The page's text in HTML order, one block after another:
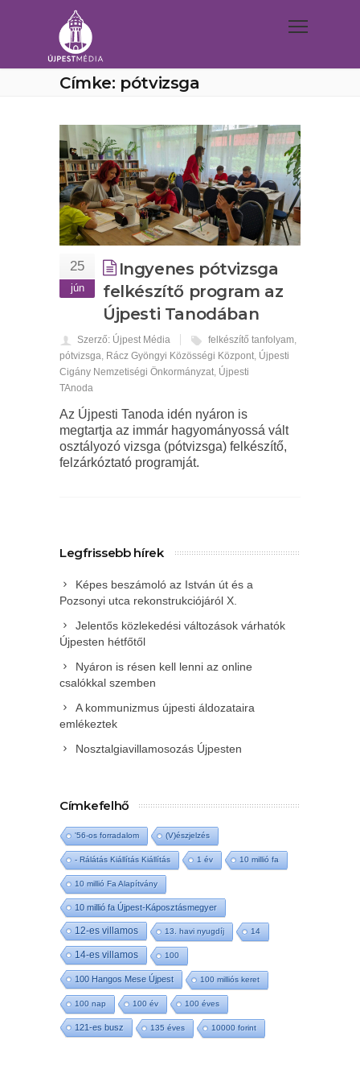
Címke: pótvizsga
25
jún
Ingyenes pótvizsga
felkészítő program az
Újpesti Tanodában
Szerző: Újpest Média felkészítő tanfolyam,
pótvizsga, Rácz Gyöngyi Közösségi Központ, Újpesti
Cigány Nemzetiségi Önkormányzat, Újpesti
TAnoda
Az Újpesti Tanoda idén nyáron is
megtartja az immár hagyományossá vált
osztályozó vizsga (pótvizsga) felkészítő,
felzárkóztató programját.
Legfrissebb hírek
Képes beszámoló az István út és a
Pozsonyi utca rekonstrukciójáról X.
Jelentős közlekedési változások várhatók
Újpesten hétfőtől
Nyáron is résen kell lenni az online
csalókkal szemben
A kommunizmus újpesti áldozataira
emlékeztek
Nosztalgiavillamosozás Újpesten
Címkefelhő
'56-os forradalom (V)észjelzés
- Rálátás Kiállítás Kiállítás 1 év 10 millió fa
10 millió Fa Alapítvány
10 millió fa Újpest-Káposztásmegyer
12-es villamos 13. havi nyugdíj 14
14-es villamos 100
100 Hangos Mese Újpest 100 milliós keret
100 nap 100 év 100 éves
121-es busz 135 éves 10000 forint